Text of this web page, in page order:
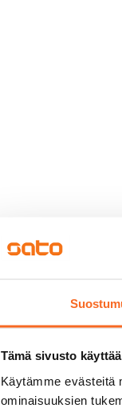
Tämä sivusto
Käytämme evästeitä
ominaisuuksien